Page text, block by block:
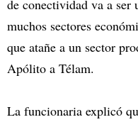
de conectividad va a ser
muchos sectores
que atañe a un sector
Apólito a Télam.
La funcionaria explicó